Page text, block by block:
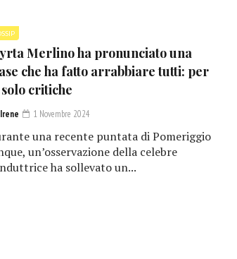
Merlino ha pronunciato una
che ha fatto arrabbiare tutti: per
critiche
Irene 1 Novembre 2024
una recente puntata di Pomeriggio
un’osservazione della celebre
ha sollevato un...